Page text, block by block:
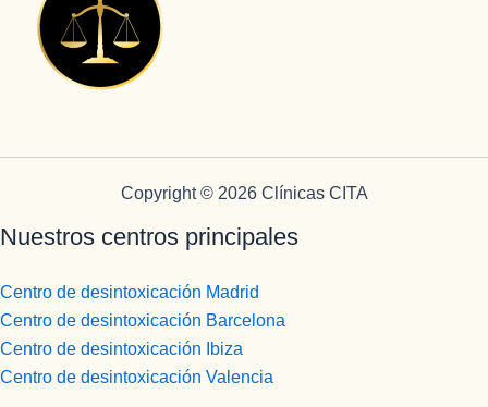
Copyright © 2026 Clínicas CITA
Nuestros centros principales
Centro de desintoxicación Madrid
Centro de desintoxicación Barcelona
Centro de desintoxicación Ibiza
Centro de desintoxicación Valencia